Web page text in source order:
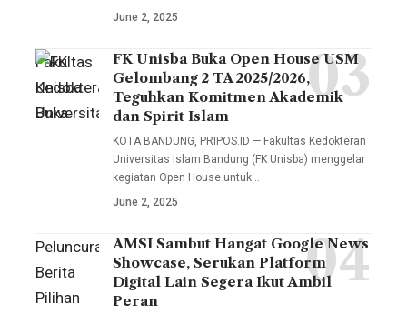
sejumlah
Muhammad
Arif,
S.Sos.I.,
M.I.Kom.,
June 2, 2025
Fakultas
Kedokteran
Universitas
menggelar
kegiatan
Open
FK Unisba Buka Open House USM
Gelombang 2 TA 2025/2026,
Teguhkan Komitmen Akademik
dan Spirit Islam
KOTA BANDUNG, PRIPOS.ID — Fakultas Kedokteran
Universitas Islam Bandung (FK Unisba) menggelar
kegiatan Open House untuk…
June 2, 2025
Peluncuran
Berita
Pilihan
AMSI Sambut Hangat Google News
Showcase, Serukan Platform
Digital Lain Segera Ikut Ambil
Peran